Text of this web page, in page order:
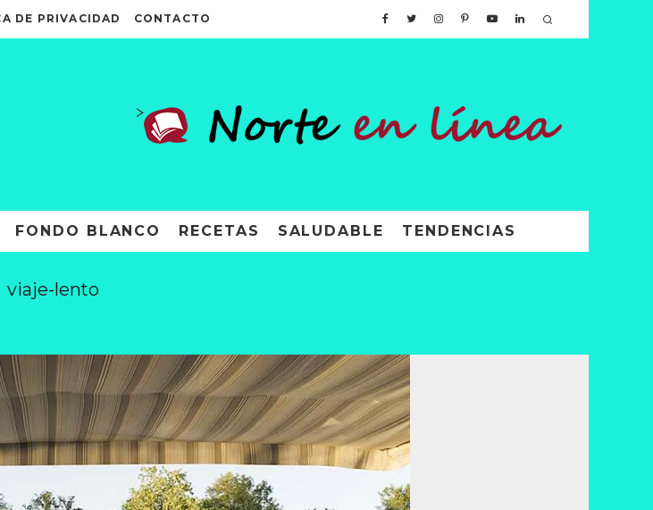
DE PRIVACIDAD CONTACTO
>
FONDO BLANCO RECETAS SALUDABLE TENDENCIAS
viaje-lento